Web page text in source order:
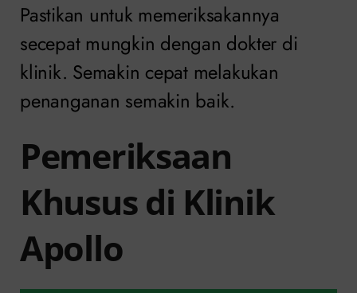
Pastikan untuk memeriksakannya
secepat mungkin dengan dokter di
klinik. Semakin cepat melakukan
penanganan semakin baik.
Pemeriksaan
Khusus di Klinik
Apollo